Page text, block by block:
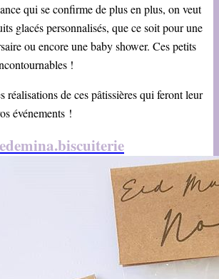
qui se confirme de plus en plus, on veut
glacés personnalisés, que ce soit pour une
ou encore une baby shower. Ces petits
!
réalisations de ces pâtissières qui feront leur
événements !